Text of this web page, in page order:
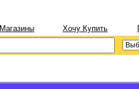
Магазины Хочу Купить